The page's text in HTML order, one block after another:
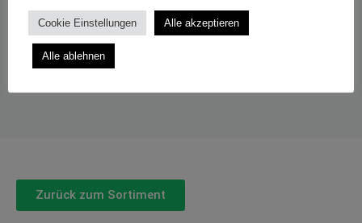
Zurück zum Sortiment
Cookie Einstellungen Alle akzeptieren
Alle ablehnen